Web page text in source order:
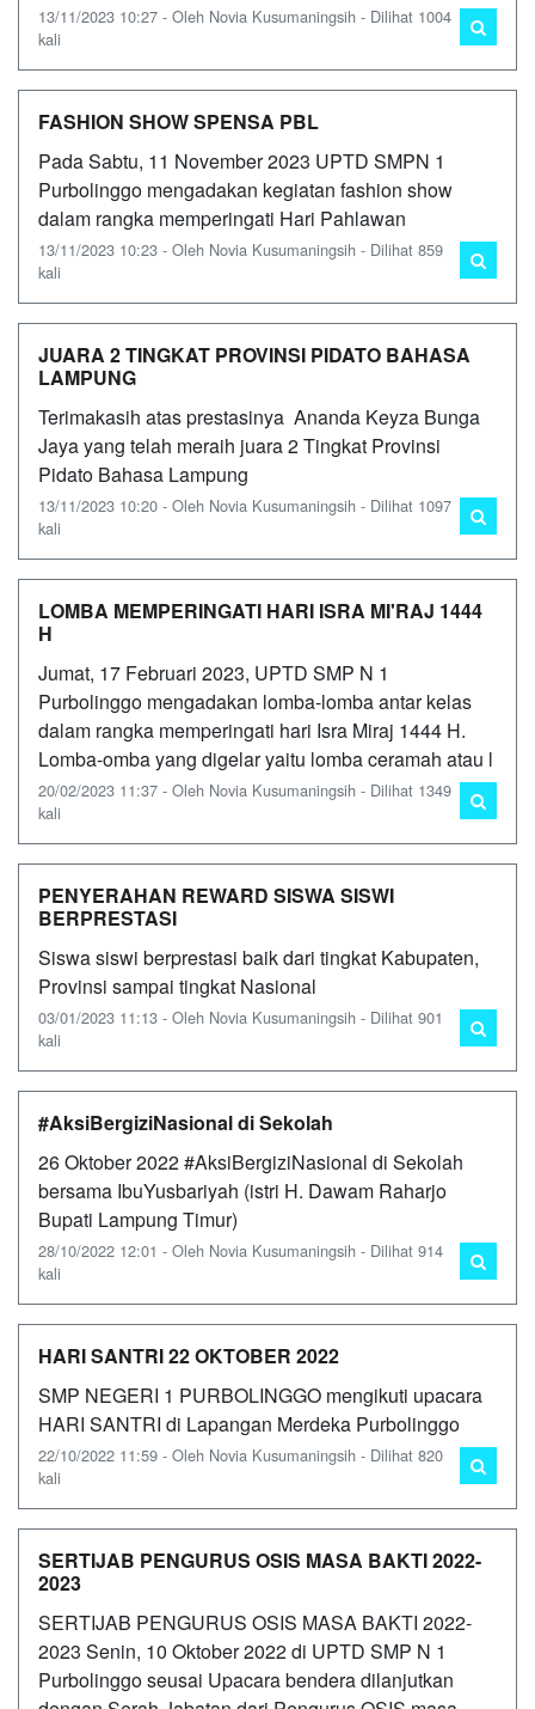
13/11/2023 10:27 - Oleh Novia Kusumaningsih - Dilihat 1004
kali
FASHION SHOW SPENSA PBL
Pada Sabtu, 11 November 2023 UPTD SMPN 1
Purbolinggo mengadakan kegiatan fashion show
dalam rangka memperingati Hari Pahlawan
13/11/2023 10:23 - Oleh Novia Kusumaningsih - Dilihat 859
kali
JUARA 2 TINGKAT PROVINSI PIDATO BAHASA
LAMPUNG
Terimakasih atas prestasinya Ananda Keyza Bunga
Jaya yang telah meraih juara 2 Tingkat Provinsi
Pidato Bahasa Lampung
13/11/2023 10:20 - Oleh Novia Kusumaningsih - Dilihat 1097
kali
LOMBA MEMPERINGATI HARI ISRA MI'RAJ 1444
H
Jumat, 17 Februari 2023, UPTD SMP N 1
Purbolinggo mengadakan lomba-lomba antar kelas
dalam rangka memperingati hari Isra Miraj 1444 H.
Lomba-omba yang digelar yaitu lomba ceramah atau l
20/02/2023 11:37 - Oleh Novia Kusumaningsih - Dilihat 1349
kali
PENYERAHAN REWARD SISWA SISWI
BERPRESTASI
Siswa siswi berprestasi baik dari tingkat Kabupaten,
Provinsi sampai tingkat Nasional
03/01/2023 11:13 - Oleh Novia Kusumaningsih - Dilihat 901
kali
#AksiBergiziNasional di Sekolah
26 Oktober 2022 #AksiBergiziNasional di Sekolah
bersama IbuYusbariyah (istri H. Dawam Raharjo
Bupati Lampung Timur)
28/10/2022 12:01 - Oleh Novia Kusumaningsih - Dilihat 914
kali
HARI SANTRI 22 OKTOBER 2022
SMP NEGERI 1 PURBOLINGGO mengikuti upacara
HARI SANTRI di Lapangan Merdeka Purbolinggo
22/10/2022 11:59 - Oleh Novia Kusumaningsih - Dilihat 820
kali
SERTIJAB PENGURUS OSIS MASA BAKTI 2022-
2023
SERTIJAB PENGURUS OSIS MASA BAKTI 2022-
2023 Senin, 10 Oktober 2022 di UPTD SMP N 1
Purbolinggo seusai Upacara bendera dilanjutkan